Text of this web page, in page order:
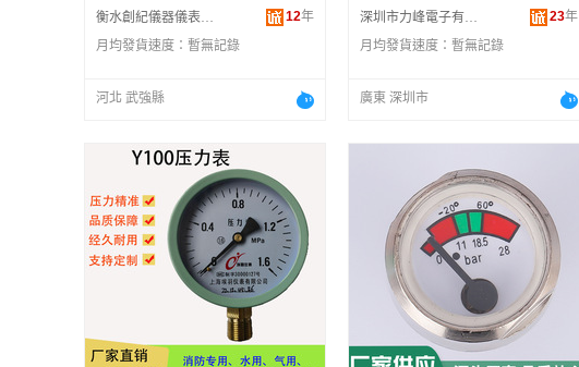
衡水創紀儀器儀表有限公司
12年
月均發貨速度： 暫無記錄
河北 武強縣
深圳市力峰電子有限公司
23年
月均發貨速度： 暫無記錄
廣東 深圳市